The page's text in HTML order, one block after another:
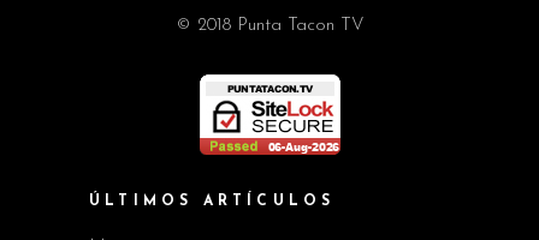
© 2018 Punta Tacon TV
ÚLTIMOS ARTÍCULOS